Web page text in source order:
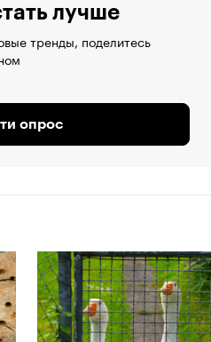
лучше
тренды, поделитесь
опрос